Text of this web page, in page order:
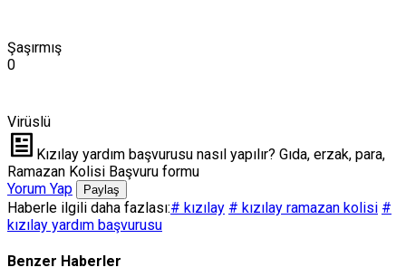
Şaşırmış
0
Virüslü
Kızılay yardım başvurusu nasıl yapılır? Gıda, erzak, para,
Ramazan Kolisi Başvuru formu
Yorum Yap
Paylaş
Haberle ilgili daha fazlası:# kızılay # kızılay ramazan kolisi #
kızılay yardım başvurusu
Benzer Haberler